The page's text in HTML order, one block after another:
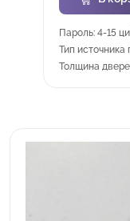
Пароль: 4-15
Тип источника
Толщина